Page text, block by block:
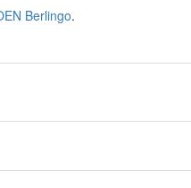
Berlingo.